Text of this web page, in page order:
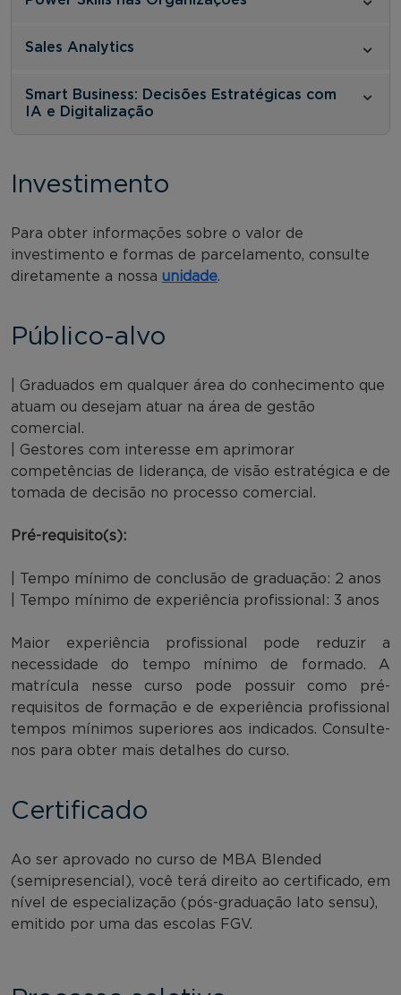
Sales Analytics
Smart Business: Decisões Estratégicas com
IA e Digitalização
Investimento
Para obter informações sobre o valor de
investimento e formas de parcelamento, consulte
diretamente a nossa unidade.
Público-alvo
| Graduados em qualquer área do conhecimento que
atuam ou desejam atuar na área de gestão
comercial.
| Gestores com interesse em aprimorar
competências de liderança, de visão estratégica e de
tomada de decisão no processo comercial.
Pré-requisito(s):
| Tempo mínimo de conclusão de graduação: 2 anos
| Tempo mínimo de experiência profissional: 3 anos
Maior experiência profissional pode reduzir a
necessidade do tempo mínimo de formado. A
matrícula nesse curso pode possuir como pré-
requisitos de formação e de experiência profissional
tempos mínimos superiores aos indicados. Consulte-
nos para obter mais detalhes do curso.
Certificado
Ao ser aprovado no curso de MBA Blended
(semipresencial), você terá direito ao certificado, em
nível de especialização (pós-graduação lato sensu),
emitido por uma das escolas FGV.